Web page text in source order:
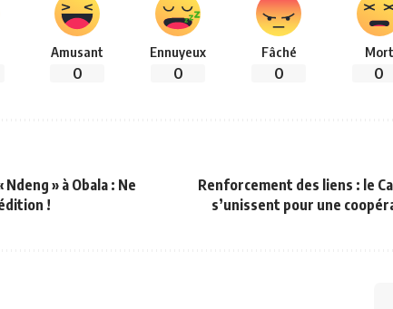
Amusant
0
Ennuyeux
0
Fâché
0
Mort
0
» à Obala : Ne
!
Renforcement des liens : le
s’unissent pour une